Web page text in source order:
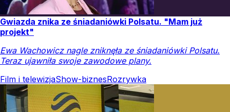
Gwiazda znika ze śniadaniówki Polsatu. "Mam już
projekt"
Ewa Wachowicz nagle zniknęła ze śniadaniówki Polsatu.
Teraz ujawniła swoje zawodowe plany.
Film i telewizjaShow-biznesRozrywka